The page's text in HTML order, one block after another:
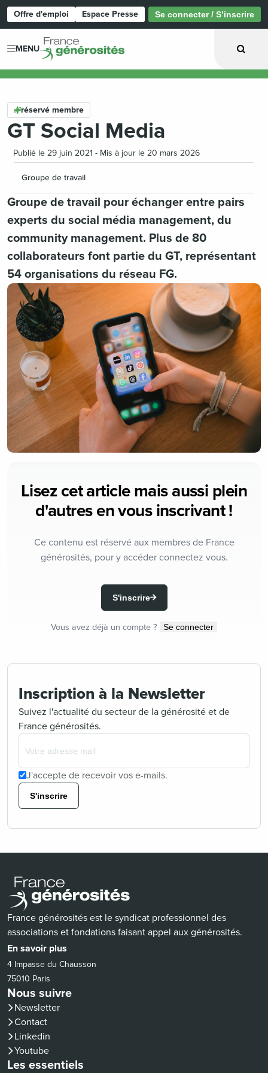
Offre d'emploi Espace Presse Se connecter / S’inscrire
MENU
réservé membre
GT Social Media
Publié le 29 juin 2021 - Mis à jour le 20 mars 2026
Groupe de travail
Groupe de travail pour échanger entre pairs
experts du social média management, du
community management. Plus de 80
collaborateurs font partie du GT, représentant
54 organisations du réseau FG.
Lisez cet article mais aussi plein
d'autres en vous inscrivant !
Ce contenu est réservé aux membres de France
générosités, pour y accéder connectez vous.
S'inscrire
Vous avez déjà un compte ? Se connecter
Inscription à la Newsletter
Suivez l'actualité du secteur de la générosité et de
France générosités.
J'accepte de recevoir vos e-mails.
S'inscrire
France générosités est le syndicat professionnel des
associations et fondations faisant appel aux générosités.
En savoir plus
4 Impasse du Chausson
75010 Paris
Nous suivre
Newsletter
Contact
Linkedin
(nouvelle fenêtre)
Youtube
(nouvelle fenêtre)
Les essentiels